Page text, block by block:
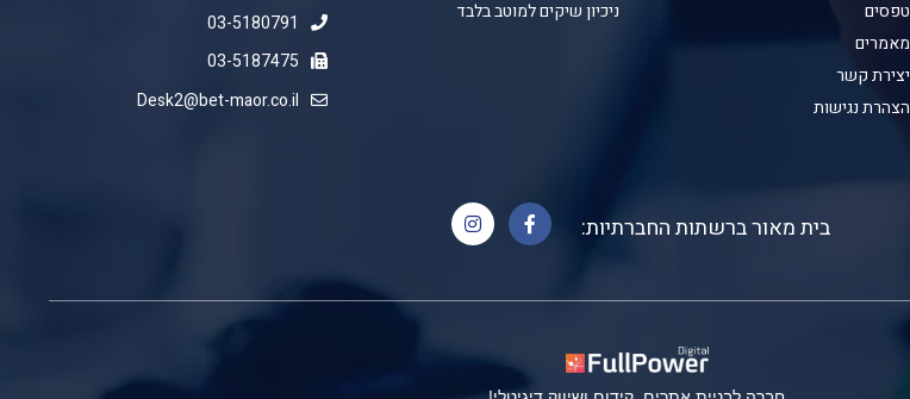
טפסים
מאמרים
יצירת קשר
הצהרת נגישות
ניכיון שיקים למוטב בלבד
03-5180791
03-5187475
Desk2@bet-maor.co.il
בית מאור ברשתות החברתיות: